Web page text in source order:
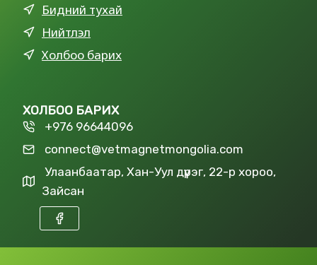
Бидний тухай
Нийтлэл
Холбоо барих
ХОЛБОО БАРИХ
+976 96644096
connect@vetmagnetmongolia.com
Улаанбаатар, Хан-Уул дүүрэг, 22-р хороо,
Зайсан